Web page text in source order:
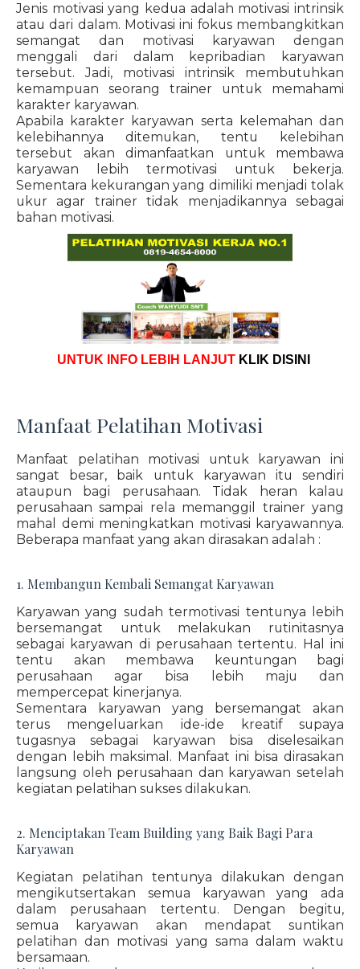
Jenis motivasi yang kedua adalah motivasi intrinsik
atau dari dalam. Motivasi ini fokus membangkitkan
semangat dan motivasi karyawan dengan
menggali dari dalam kepribadian karyawan
tersebut. Jadi, motivasi intrinsik membutuhkan
kemampuan seorang trainer untuk memahami
karakter karyawan.
Apabila karakter karyawan serta kelemahan dan
kelebihannya ditemukan, tentu kelebihan
tersebut akan dimanfaatkan untuk membawa
karyawan lebih termotivasi untuk bekerja.
Sementara kekurangan yang dimiliki menjadi tolak
ukur agar trainer tidak menjadikannya sebagai
bahan motivasi.
UNTUK INFO LEBIH LANJUT KLIK DISINI
Manfaat Pelatihan Motivasi
Manfaat pelatihan motivasi untuk karyawan ini
sangat besar, baik untuk karyawan itu sendiri
ataupun bagi perusahaan. Tidak heran kalau
perusahaan sampai rela memanggil trainer yang
mahal demi meningkatkan motivasi karyawannya.
Beberapa manfaat yang akan dirasakan adalah :
1. Membangun Kembali Semangat Karyawan
Karyawan yang sudah termotivasi tentunya lebih
bersemangat untuk melakukan rutinitasnya
sebagai karyawan di perusahaan tertentu. Hal ini
tentu akan membawa keuntungan bagi
perusahaan agar bisa lebih maju dan
mempercepat kinerjanya.
Sementara karyawan yang bersemangat akan
terus mengeluarkan ide-ide kreatif supaya
tugasnya sebagai karyawan bisa diselesaikan
dengan lebih maksimal. Manfaat ini bisa dirasakan
langsung oleh perusahaan dan karyawan setelah
kegiatan pelatihan sukses dilakukan.
2. Menciptakan Team Building yang Baik Bagi Para
Karyawan
Kegiatan pelatihan tentunya dilakukan dengan
mengikutsertakan semua karyawan yang ada
dalam perusahaan tertentu. Dengan begitu,
semua karyawan akan mendapat suntikan
pelatihan dan motivasi yang sama dalam waktu
bersamaan.